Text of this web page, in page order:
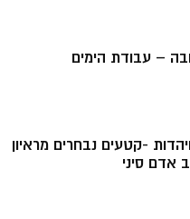
– עבודת הימים
-קטעים נבחרים מראיון
אדם סיני